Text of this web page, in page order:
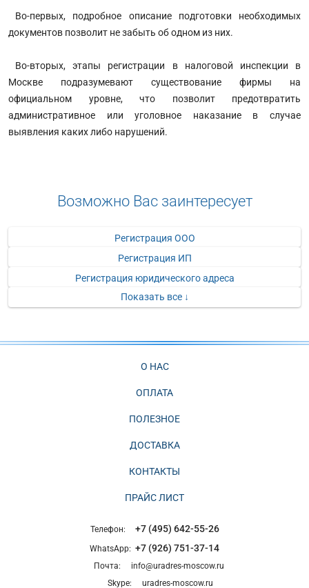
Во-первых, подробное описание подготовки необходимых
документов позволит не забыть об одном из них.
Во-вторых, этапы регистрации в налоговой инспекции в
Москве подразумевают существование фирмы на
официальном уровне, что позволит предотвратить
административное или уголовное наказание в случае
выявления каких либо нарушений.
Возможно Вас заинтересует
Регистрация ООО
Регистрация ИП
Регистрация юридического адреса
Показать все ↓
Телефон: +7 (495) 642-55-26
WhatsApp: +7 (926) 751-37-14
Почта:
info@uradres-moscow.ru
Skype:
uradres-moscow.ru
О НАС
ОПЛАТА
ПОЛЕЗНОЕ
ДОСТАВКА
КОНТАКТЫ
ПРАЙС ЛИСТ